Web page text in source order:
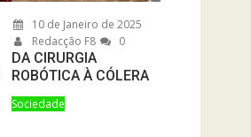
10 de Janeiro de 2025
Redacção F8
0
DA CIRURGIA
ROBÓTICA À CÓLERA
Sociedade